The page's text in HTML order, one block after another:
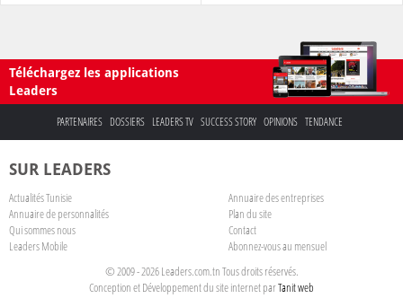
Téléchargez les applications
Leaders
PARTENAIRES DOSSIERS LEADERS TV SUCCESS STORY OPINIONS TENDANCE
SUR LEADERS
Actualités Tunisie
Annuaire des entreprises
Annuaire de personnalités
Plan du site
Qui sommes nous
Contact
Leaders Mobile
Abonnez-vous au mensuel
© 2009 - 2026 Leaders.com.tn Tous droits réservés.
Conception et Développement du site internet parTanit web